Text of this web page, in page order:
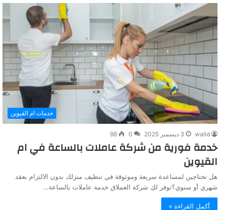
خدمات ام القيوين
walid 3 ديسمبر 2025 0
98
خدمة فورية من شركة عاملات بالساعة في ام
القيوين
هل تحتاجين لمساعدة سريعة وموثوقة في تنظيف منزلك بدون الالتزام بعقد
شهري أو سنوي؟توفر لكِ شركة العملاق خدمة عاملات بالساعة…
أكمل القراءة »